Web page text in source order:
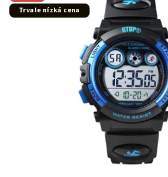
Trvale nízká cena